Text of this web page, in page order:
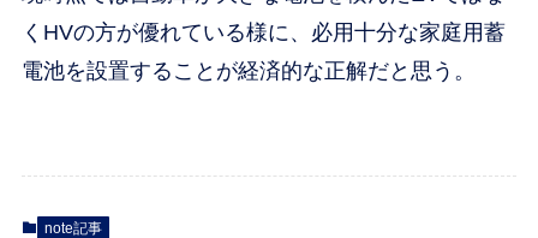
くHVの方が優れている様に、必用十分な家庭用蓄
電池を設置することが経済的な正解だと思う。
note記事